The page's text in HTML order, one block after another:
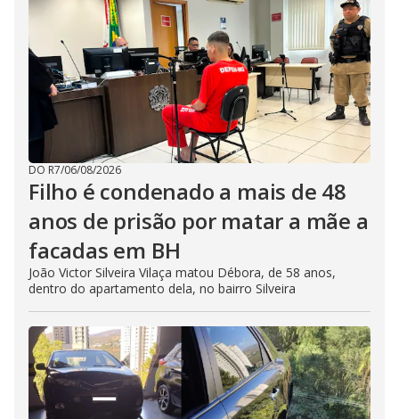
DO R7/06/08/2026
Filho é condenado a mais de 48
anos de prisão por matar a mãe a
facadas em BH
João Victor Silveira Vilaça matou Débora, de 58 anos,
dentro do apartamento dela, no bairro Silveira